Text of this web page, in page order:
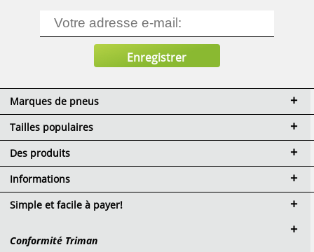
Marques de pneus
Tailles populaires
Des produits
Informations
Simple et facile à payer!
Conformité Triman